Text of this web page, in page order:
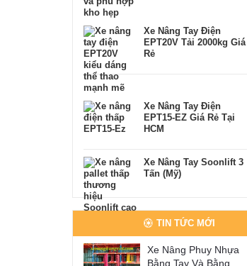
Xe Nâng Tay Điện
EPT20V Tải 2000kg Giá
Rẻ
Xe Nâng Tay Điện
EPT15-EZ Giá Rẻ Tại
HCM
Xe Nâng Tay Soonlift 3
Tấn (Mỹ)
TIN TỨC MỚI
Xe Nâng Phuy Nhựa
Bằng Tay Và Bằng